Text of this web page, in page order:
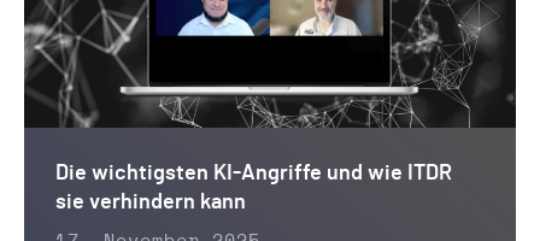
Die wichtigsten KI-Angriffe und wie ITDR
sie verhindern kann